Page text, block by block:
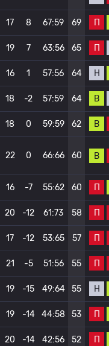
17 8 67:59 69 П
19 7 63:56 65 П
16 1 57:56 64 Н
18 -2 57:59 64 В
18 0 59:59 62 В
22 0 66:66 60 В
16 -7 55:62 60 П
20 -12 61:73 58 П
17 -12 53:65 57 П
21 -5 51:56 55 П
19 -15 49:64 55 Н
19 -14 44:58 53 П
20 -14 42:56 52 П